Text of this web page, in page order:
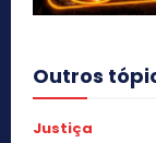
Outros
Justiça